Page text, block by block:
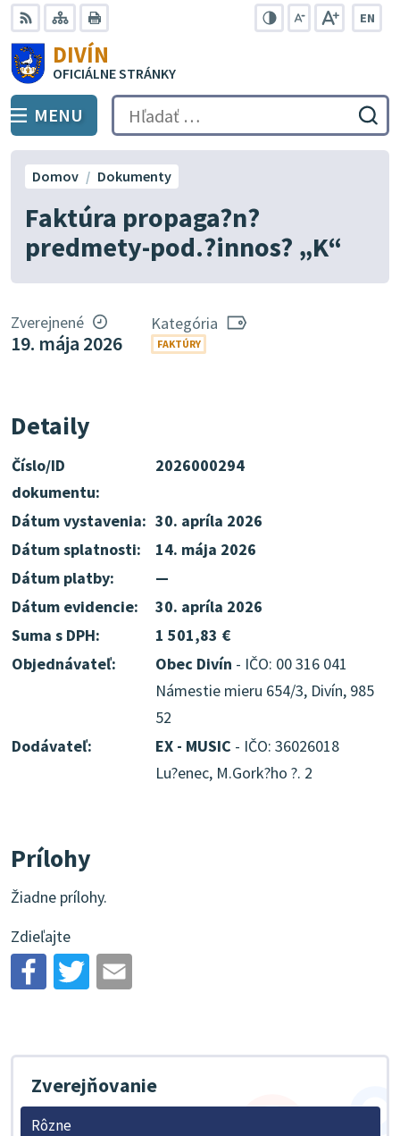
Preskočiť
na
obsah
RSS Mapa
EN
DIVÍN
OFICIÁLNE STRÁNKY
PREPNÚŤ
MENU Hľadať:
Faktúra propaga?n?
predmety-pod.?innos? „K“
Domov Dokumenty
Zverejnené
19. mája 2026
Kategória
FAKTÚRY
Detaily
Číslo/ID
dokumentu:
2026000294
Dátum vystavenia: 30. apríla 2026
Dátum splatnosti:
14. mája 2026
Dátum platby:
—
Dátum evidencie:
30. apríla 2026
Suma s DPH:
1 501,83 €
Objednávateľ:
Obec Divín - IČO: 00 316 041
Námestie mieru 654/3, Divín, 985
52
Dodávateľ:
EX - MUSIC - IČO: 36026018
Lu?enec, M.Gork?ho ?. 2
Prílohy
Žiadne prílohy.
Zdieľajte
Zverejňovanie
Rôzne